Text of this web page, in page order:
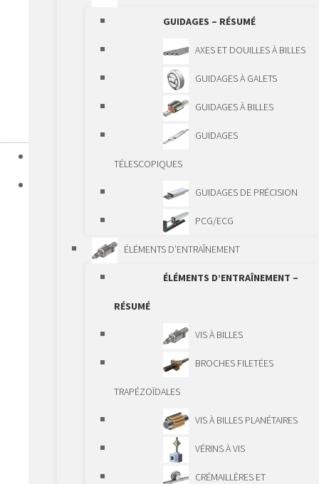
COMPOSANTS LINÉAIRES STANDARD
COMPOSANTS LINÉAIRES STANDARD –
GUIDAGES
GUIDAGES – RÉSUMÉ
AXES ET DOUILLES À
BILLES
GUIDAGES À GALETS
GUIDAGES À BILLES
GUIDAGES
GUIDAGES – RÉSUMÉ
AXES ET DOUILLES À BILLES
GUIDAGES À GALETS
GUIDAGES À BILLES
GUIDAGES
TÉLESCOPIQUES
GUIDAGES DE PRÉCISION
PCG/ECG
ÉLÉMENTS D’ENTRAÎNEMENT
ÉLÉMENTS D’ENTRAÎNEMENT –
RÉSUMÉ
VIS À BILLES
BROCHES FILETÉES
TRAPÉZOÏDALES
VIS À BILLES PLANÉTAIRES
VÉRINS À VIS
CRÉMAILLÈRES ET